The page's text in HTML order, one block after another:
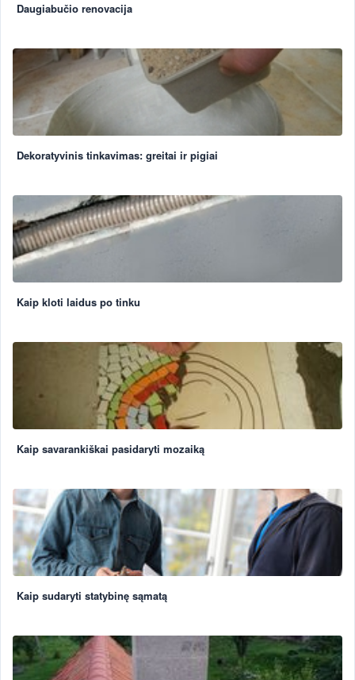
Daugiabučio renovacija
Dekoratyvinis tinkavimas: greitai ir pigiai
Kaip kloti laidus po tinku
Kaip savarankiškai pasidaryti mozaiką
Kaip sudaryti statybinę sąmatą